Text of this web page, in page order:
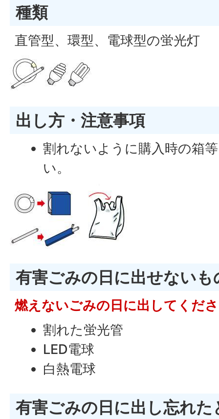
種類
直管型、環型、電球型の蛍光灯
出し方・注意事項
割れないように購入時の箱
い。
有害ごみの日に出せないも
燃えないごみの日に出してくだ
割れた蛍光管
LED電球
白熱電球
有害ごみの日に出し忘れた